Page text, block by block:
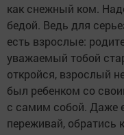
как снежный ком.
бедой. Ведь для
есть взрослые:
уважаемый тобой
откройся, взрослый
был ребенком со
с самим собой. Даже
переживай, обратись